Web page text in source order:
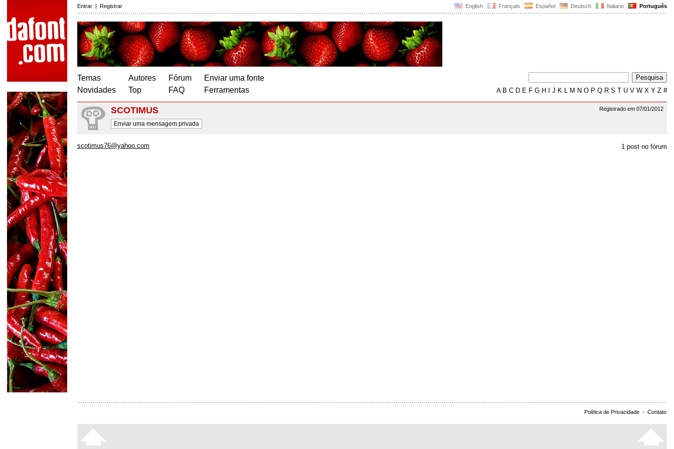
English Français Español Deutsch Italiano Português
Entrar | Registrar
Temas
Novidades
Autores
Top
Fórum
FAQ
Enviar uma fonte
Ferramentas
AB C D E F G H J K L M N O P Q R S T U V W X Y Z #
Registrado em 07/01/2012
SCOTIMUS
Enviar uma mensagem privada
1 post no fórum
scotimus76@yahoo.com
Política de Privacidade - Contato